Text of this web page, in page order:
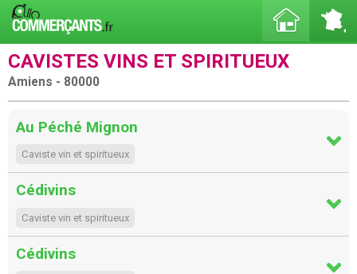
CAVISTES VINS ET SPIRITUEUX
Amiens - 80000
Au Péché Mignon
Caviste vin et spiritueux
Cédivins
Caviste vin et spiritueux
Cédivins